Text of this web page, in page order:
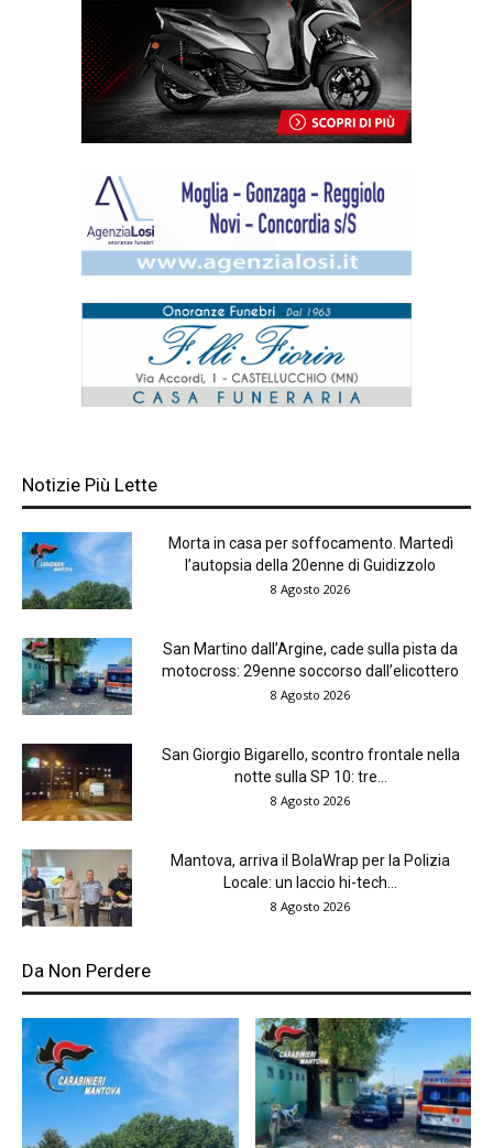
Notizie Più Lette
Morta in casa per soffocamento. Martedì
l’autopsia della 20enne di Guidizzolo
8 Agosto 2026
San Martino dall’Argine, cade sulla pista da
motocross: 29enne soccorso dall’elicottero
8 Agosto 2026
San Giorgio Bigarello, scontro frontale nella
notte sulla SP 10: tre...
8 Agosto 2026
Mantova, arriva il BolaWrap per la Polizia
Locale: un laccio hi-tech...
8 Agosto 2026
Da Non Perdere